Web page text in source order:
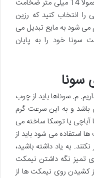
توانید زبانه و تخته های داخلی را که معمولاً 14 میلی متر ضخامت
را انتخاب کنید که رزین
می شود به مایع تبدیل می
سونا خود را به پایان
م. سوناها باید از چوب
و به این سرعت گرم
یا توسکا ساخته می
استفاده می شود باید از
به یاد داشته باشید،
تمیز نگه داشتن نیمکت
کشیدن روی نیمکت ها از